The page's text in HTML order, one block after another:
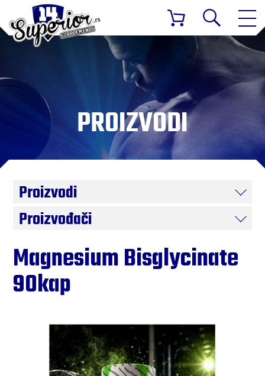
PROIZVODI
Proizvodi
Proizvođači
Magnesium Bisglycinate
90kap